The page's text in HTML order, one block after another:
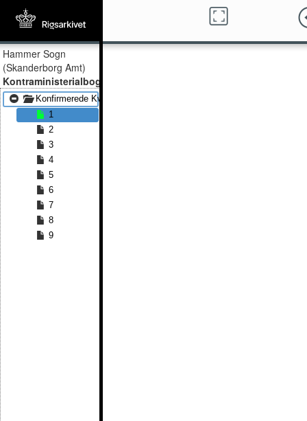
Hammer Sogn
(Skanderborg Amt)
Kontraministerialbog
Konfirmerede Kvinder 1815 - Konfirmerede Kvinder 1867
1
2
3
4
5
6
7
8
9